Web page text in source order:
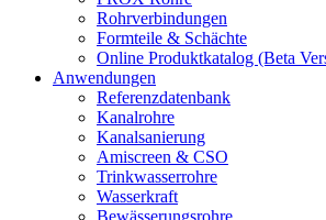
Rohrverbindungen
Formteile & Schächte
Online Produktkatalog (Beta
Anwendungen
Referenzdatenbank
Kanalrohre
Kanalsanierung
Amiscreen & CSO
Trinkwasserrohre
Wasserkraft
Bewässerungsrohre